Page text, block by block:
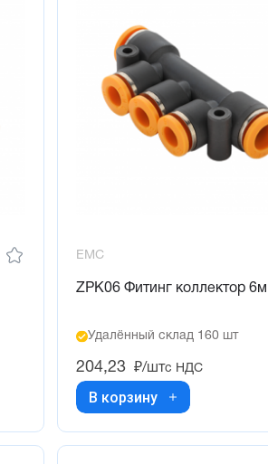
EMC
ZPK06 Фитинг коллектор
Удалённый склад 160 шт
204,23 ₽/штс НДС
В корзину